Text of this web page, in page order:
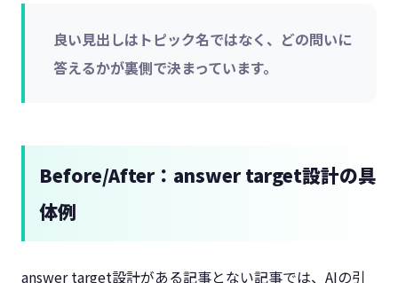
良い見出しはトピック名ではなく、どの問いに
答えるかが裏側で決まっています。
Before/After：answer target設計の具
体例
answer target設計がある記事とない記事では、AIの引